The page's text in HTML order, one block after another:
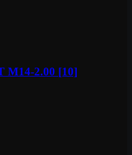
M14-2.00 [10]